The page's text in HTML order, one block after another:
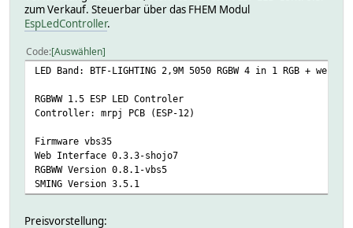
zum Verkauf. Steuerbar über das FHEM Modul
EspLedController.
Code Auswählen
LED Band: BTF-LIGHTING 2,9M 5050 RGBW 4 in 1 RGB +
RGBWW 1.5 ESP LED Controler
Controller: mrpj PCB (ESP-12)
Firmware vbs35
Web Interface 0.3.3-shojo7
RGBWW Version 0.8.1-vbs5
SMING Version 3.5.1
Preisvorstellung: